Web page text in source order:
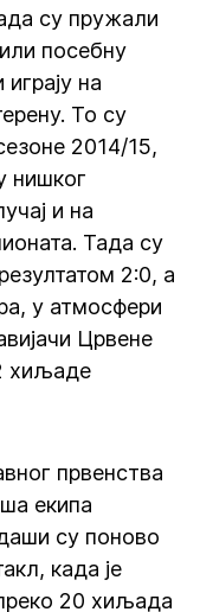
су пружали
посебну
на
То су
2014/15,
нишког
и на
Тада су
2:0, а
у атмосфери
Црвене
хиљаде
првенства
екипа
су поново
када је
20 хиљада